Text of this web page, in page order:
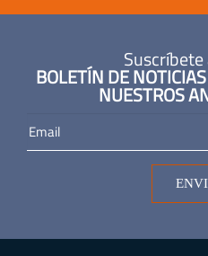
BOLETÍN DE
NUESTROS